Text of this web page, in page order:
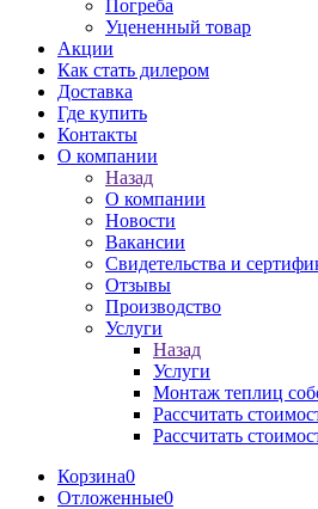
Погреба
Уцененный товар
Акции
Как стать дилером
Доставка
Где купить
Контакты
О компании
Назад
О компании
Новости
Вакансии
Свидетельства и
Отзывы
Производство
Услуги
Назад
Услуги
Монтаж теплиц
Рассчитать
Рассчитать
Корзина0
Отложенные0